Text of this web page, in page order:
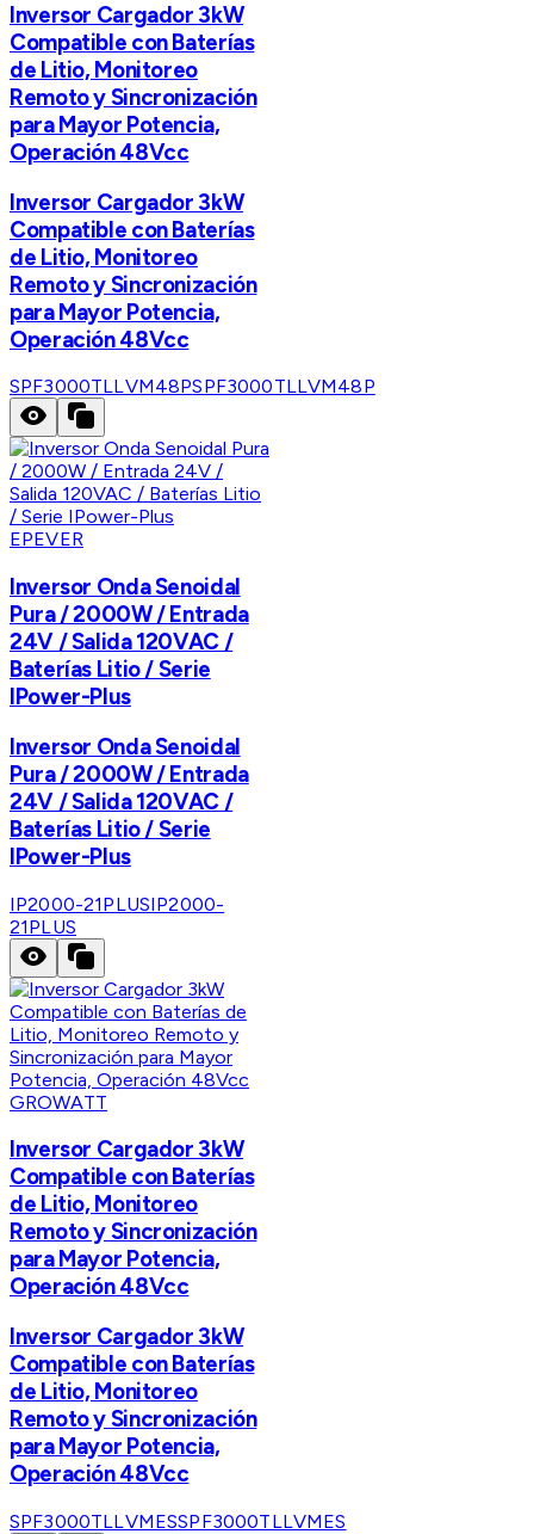
Inversor Cargador 3kW
Compatible con Baterías
de Litio, Monitoreo
Remoto y Sincronización
para Mayor Potencia,
Operación 48Vcc
Inversor Cargador 3kW
Compatible con Baterías
de Litio, Monitoreo
Remoto y Sincronización
para Mayor Potencia,
Operación 48Vcc
SPF3000TLLVM48PSPF3000TLLVM48P
EPEVER
Inversor Onda Senoidal
Pura / 2000W / Entrada
24V / Salida 120VAC /
Baterías Litio / Serie
IPower-Plus
Inversor Onda Senoidal
Pura / 2000W / Entrada
24V / Salida 120VAC /
Baterías Litio / Serie
IPower-Plus
IP2000-21PLUSIP2000-
21PLUS
GROWATT
Inversor Cargador 3kW
Compatible con Baterías
de Litio, Monitoreo
Remoto y Sincronización
para Mayor Potencia,
Operación 48Vcc
Inversor Cargador 3kW
Compatible con Baterías
de Litio, Monitoreo
Remoto y Sincronización
para Mayor Potencia,
Operación 48Vcc
SPF3000TLLVMESSPF3000TLLVMES